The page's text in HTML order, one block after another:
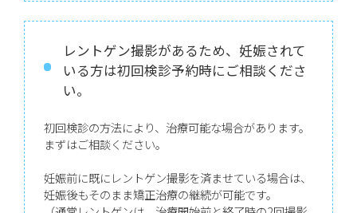
レントゲン撮影があるため、妊娠されて
いる方は初回検診予約時にご相談くださ
い。
初回検診の方法により、治療可能な場合があります。
まずはご相談ください。
妊娠前に既にレントゲン撮影を済ませている場合は、
妊娠後もそのまま矯正治療の継続が可能です。